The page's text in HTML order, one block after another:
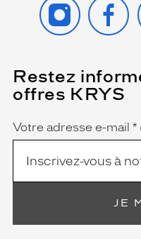
Restez
offres KRYS
Name
Votre adresse e-mail *
(Ce
champ
est
obligatoire)
JE